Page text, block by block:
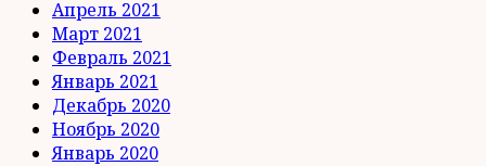
Апрель 2021
Март 2021
Февраль 2021
Январь 2021
Декабрь 2020
Ноябрь 2020
Январь 2020